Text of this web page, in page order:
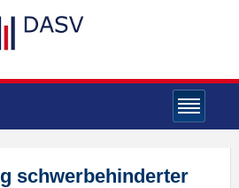
schwerbehinderter